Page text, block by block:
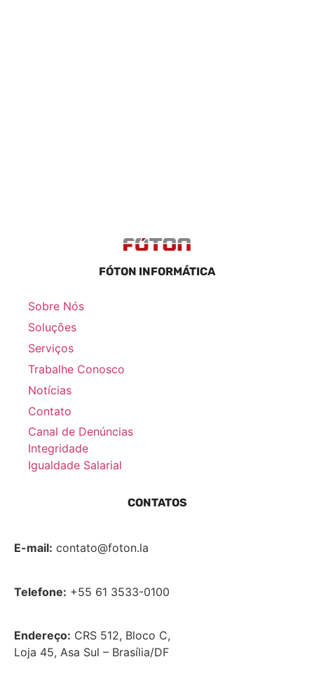
FÓTON INFORMÁTICA
Sobre Nós
Soluções
Serviços
Trabalhe Conosco
Notícias
Contato
Canal de Denúncias
Integridade
Igualdade Salarial
CONTATOS
E-mail: contato@foton.la
Telefone: +55 61 3533-0100
Endereço: CRS 512, Bloco C,
Loja 45, Asa Sul – Brasília/DF